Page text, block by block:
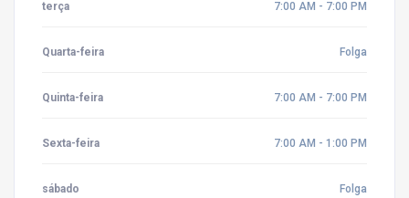
terça 7:00 AM - 7:00 PM
Quarta-feira Folga
Quinta-feira 7:00 AM - 7:00 PM
Sexta-feira 7:00 AM - 1:00 PM
sábado Folga